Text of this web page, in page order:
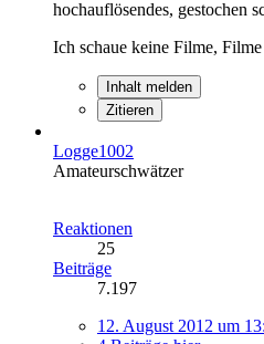
hochauflösendes, gestochen
Ich schaue keine Filme,
Inhalt melden
Zitieren
Logge1002
Amateurschwätzer
Reaktionen
25
Beiträge
7.197
12. August 2012 um